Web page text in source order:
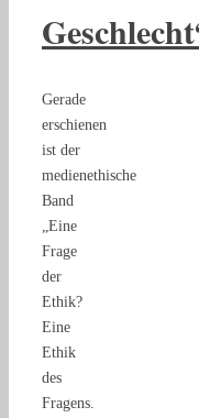
Gerade
erschienen
ist der
medienethische
Band
„Eine
Frage
der
Ethik?
Eine
Ethik
des
Fragens.